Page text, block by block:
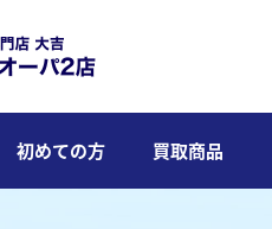
初めての方 買取商品